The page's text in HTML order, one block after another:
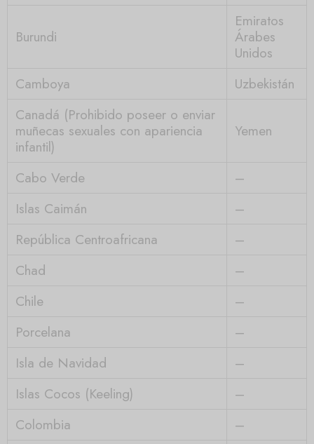
Burundi
Emiratos
Árabes
Unidos
Camboya
Uzbekistán
Canadá (Prohibido poseer o enviar
muñecas sexuales con apariencia
infantil)
Yemen
Cabo Verde
–
Islas Caimán
–
República Centroafricana
–
Chad
–
Chile
–
Porcelana
–
Isla de Navidad
–
Islas Cocos (Keeling)
–
Colombia
–